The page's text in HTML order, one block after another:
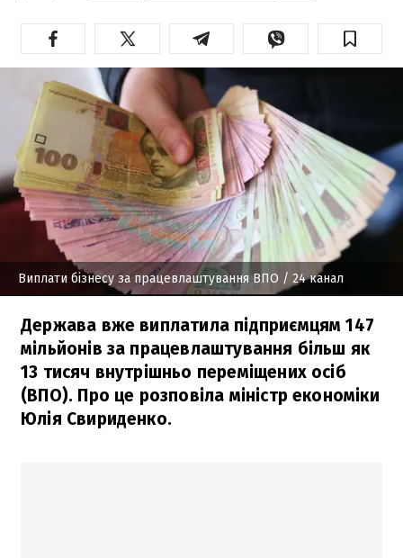
Виплати бізнесу за працевлаштування ВПО / 24 канал
Держава вже виплатила підприємцям 147
мільйонів за працевлаштування більш як
13 тисяч внутрішньо переміщених осіб
(ВПО). Про це розповіла міністр економіки
Юлія Свириденко.